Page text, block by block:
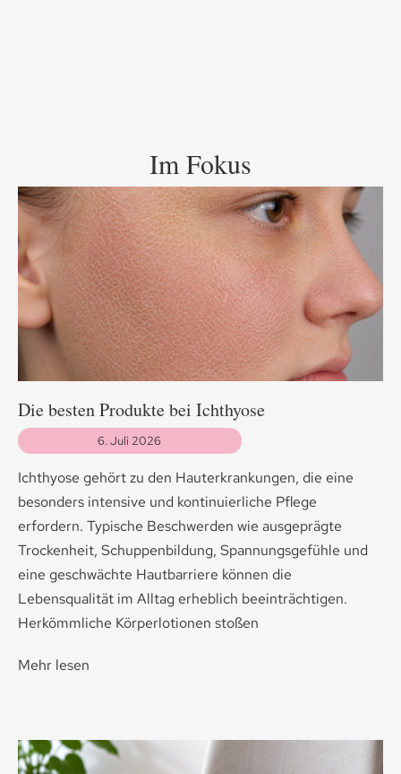
Im Fokus
Die besten Produkte bei Ichthyose
6. Juli 2026
Ichthyose gehört zu den Hauterkrankungen, die eine
besonders intensive und kontinuierliche Pflege
erfordern. Typische Beschwerden wie ausgeprägte
Trockenheit, Schuppenbildung, Spannungsgefühle und
eine geschwächte Hautbarriere können die
Lebensqualität im Alltag erheblich beeinträchtigen.
Herkömmliche Körperlotionen stoßen
Mehr lesen